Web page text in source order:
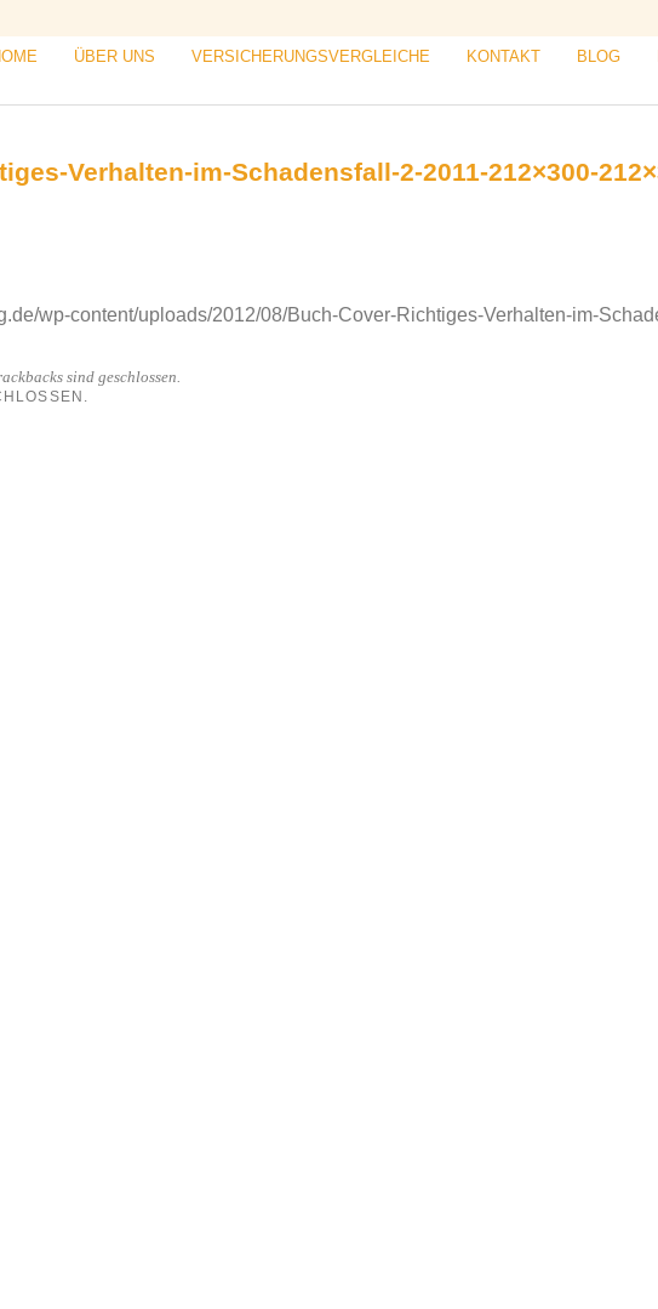
ÜBER UNS VERSICHERUNGSVERGLEICHE KONTAKT BLOG
Verhalten-im-Schadensfall-2-2011-212×300-
wp-content/uploads/2012/08/Buch-Cover-Richtiges-Verhalten-im-
sind geschlossen.